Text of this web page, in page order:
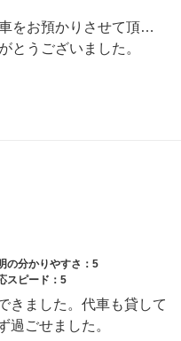
この度は、当社にて大切なお車をお預かりさせて頂き誠に有難うございました。高評価まで頂きありがとうございます。次回のご利用時も満足して頂けるよう、接客・技術の向上を目指して参ります。またご相談事等あれば、お気軽にお電話・ご来店くださいませ。
とうございました。
施させて頂い手おります。
の分かりやすさ：5
スピード：5
きました。代車も貸して
過ごせました。